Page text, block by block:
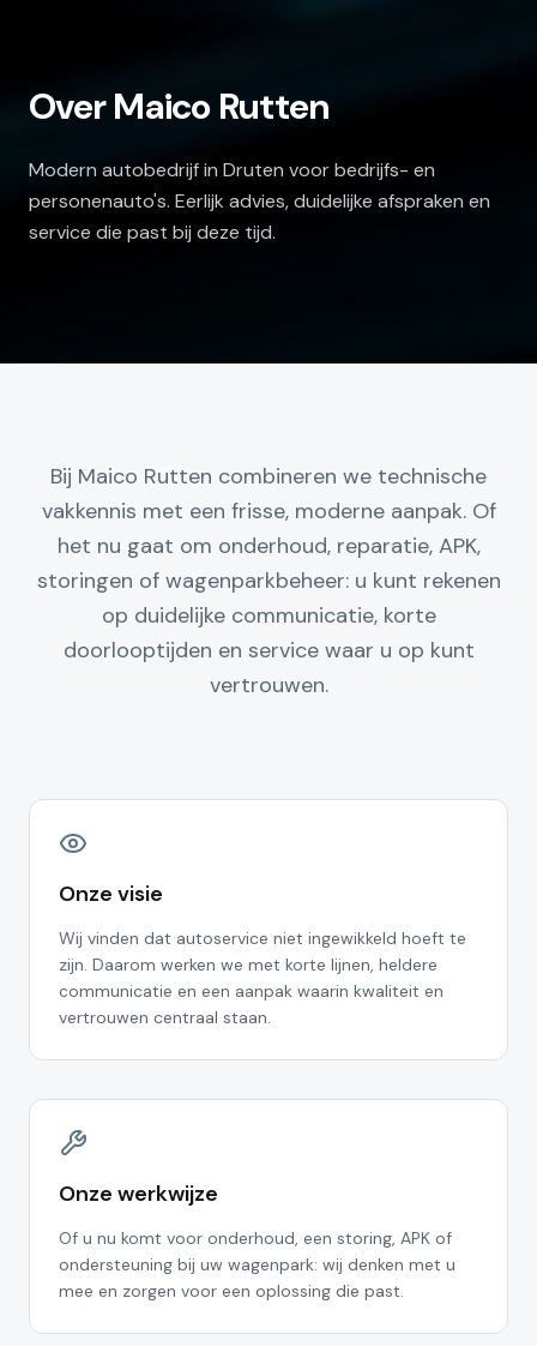
Over Maico Rutten
Modern autobedrijf in Druten voor bedrijfs- en
personenauto's. Eerlijk advies, duidelijke afspraken en
service die past bij deze tijd.
Bij Maico Rutten combineren we technische
vakkennis met een frisse, moderne aanpak. Of
het nu gaat om onderhoud, reparatie, APK,
storingen of wagenparkbeheer: u kunt rekenen
op duidelijke communicatie, korte
doorlooptijden en service waar u op kunt
vertrouwen.
Onze visie
Wij vinden dat autoservice niet ingewikkeld hoeft te
zijn. Daarom werken we met korte lijnen, heldere
communicatie en een aanpak waarin kwaliteit en
vertrouwen centraal staan.
Onze werkwijze
Of u nu komt voor onderhoud, een storing, APK of
ondersteuning bij uw wagenpark: wij denken met u
mee en zorgen voor een oplossing die past.